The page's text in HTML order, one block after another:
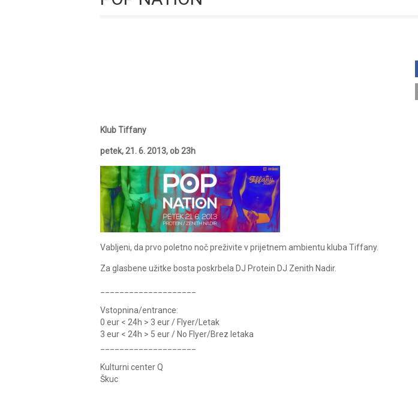
Klub Tiffany
petek, 21. 6. 2013, ob 23h
Vabljeni, da prvo poletno noč preživite v prijetnem ambientu kluba Tiffany.
Za glasbene užitke bosta poskrbela DJ Protein DJ Zenith Nadir.
Vstopnina/entrance:
0 eur < 24h > 3 eur / Flyer/Letak
3 eur < 24h > 5 eur / No Flyer/Brez letaka
Kulturni center Q
Škuc